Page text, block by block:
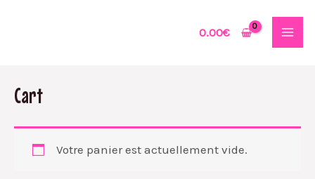
0.00€
Cart
Votre panier est actuellement vide.